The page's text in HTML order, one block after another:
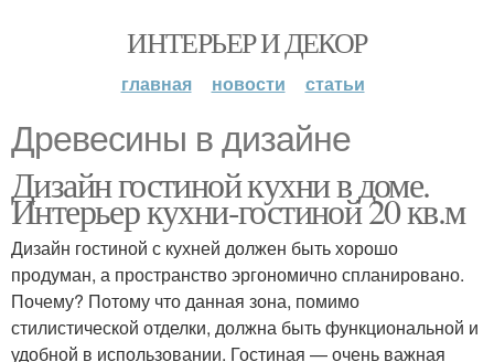
ИНТЕРЬЕР И ДЕКОР
главная новости статьи
Древесины в дизайне
Дизайн гостиной кухни в доме.
Интерьер кухни-гостиной 20 кв.м
Дизайн гостиной с кухней должен быть хорошо
продуман, а пространство эргономично спланировано.
Почему? Потому что данная зона, помимо
стилистической отделки, должна быть функциональной и
удобной в использовании. Гостиная — очень важная